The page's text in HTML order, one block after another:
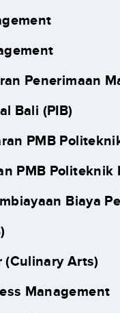
Penerimaan
Bali (PIB)
PMB
PMB Politeknik
Biaya
(Culinary Arts)
Management